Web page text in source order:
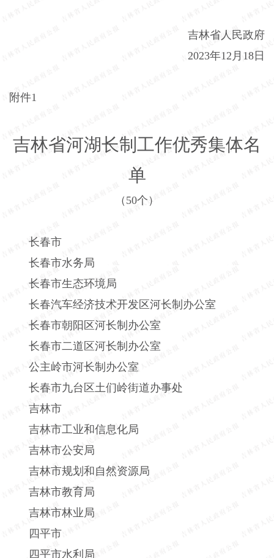
吉林省人民政府
2023年12 月 18日
附件1
吉林省河湖长制工作优秀集体名
单
（ 50个）
长春市
长春市水务局
长春市生态环境局
长春汽车经济技术开发区河长制办公室
长春市朝阳区河长制办公室
长春市二道区河长制办公室
公主岭市河长制办公室
长春市九台区土们岭街道办事处
吉林市
吉林市工业和信息化局
吉林市公安局
吉林市规划和自然资源局
吉林市教育局
吉林市林业局
四平市
四平市水利局